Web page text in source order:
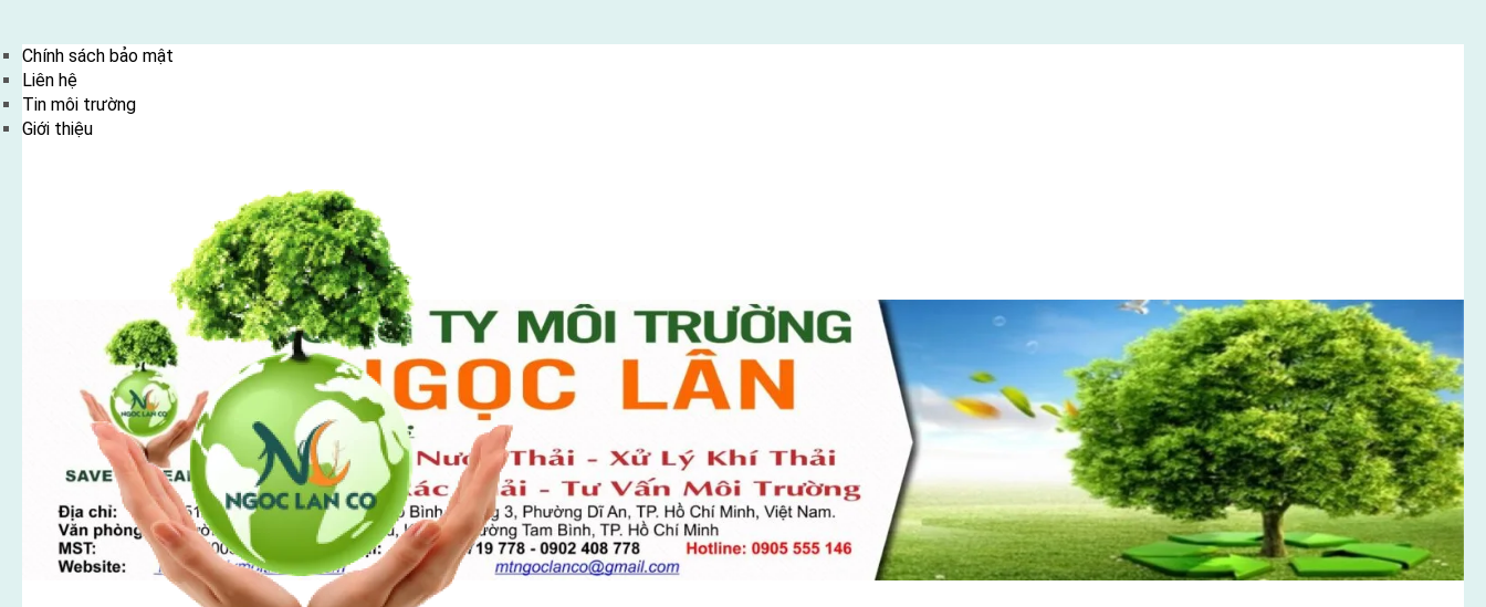
Skip
to
content
Chính sách bảo mật
Liên hệ
Tin môi trường
Giới thiệu